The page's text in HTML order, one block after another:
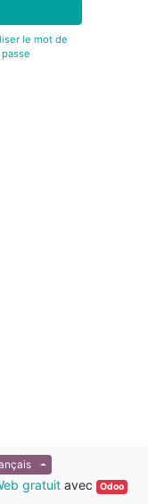
le mot de
passe
gratuitavec Odoo